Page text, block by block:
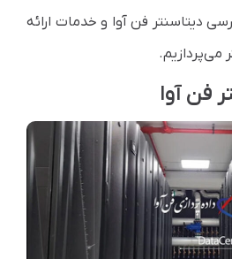
دیتاسنتر فن آوا و خدمات ارائه
می‌پردازیم.
فن آوا